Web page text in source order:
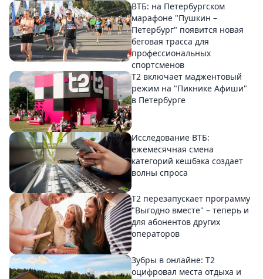
ВТБ: на Петербургском
марафоне "Пушкин –
Петербург" появится новая
беговая трасса для
профессиональных
спортсменов
Т2 включает маджентовый
режим на "Пикнике Афиши"
в Петербурге
Исследование ВТБ:
ежемесячная смена
категорий кешбэка создает
волны спроса
Т2 перезапускает программу
"Выгодно вместе" – теперь и
для абонентов других
операторов
Зубры в онлайне: Т2
оцифровал места отдыха и